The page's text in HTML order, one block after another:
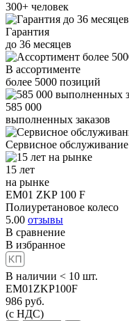
300+ человек
Гарантия
до 36 месяцев
В ассортименте
более 5000 позиций
585 000
выполненных заказов
Сервисное обслуживание
15 лет
на рынке
EM01 ZKP 100 F
Полиуретановое колесо
5.00 отзывы
В сравнение
В избранное
В наличии < 10 шт.
EM01ZKP100F
986 руб.
(с НДС)